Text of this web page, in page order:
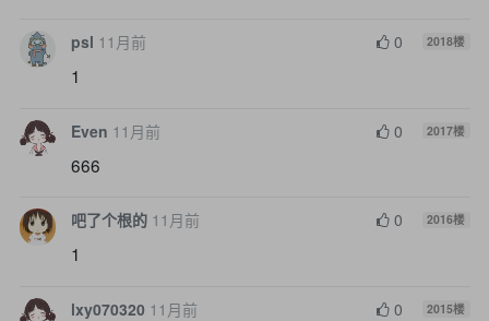
psl 11月前 0 2018楼
1
Even 11月前 0 2017楼
666
吧了个根的 11月前 0 2016楼
1
lxy070320 11月前 0 2015楼